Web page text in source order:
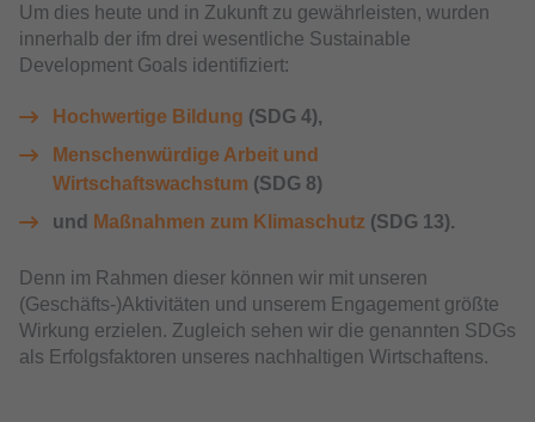
Um dies heute und in Zukunft zu gewährleisten, wurden
innerhalb der ifm drei wesentliche Sustainable
Development Goals identifiziert:
Hochwertige Bildung (SDG 4),
Menschenwürdige Arbeit und
Wirtschaftswachstum (SDG 8)
und
Maßnahmen zum Klimaschutz (SDG 13).
Denn im Rahmen dieser können wir mit unseren
(Geschäfts-)Aktivitäten und unserem Engagement größte
Wirkung erzielen. Zugleich sehen wir die genannten SDGs
als Erfolgsfaktoren unseres nachhaltigen Wirtschaftens.